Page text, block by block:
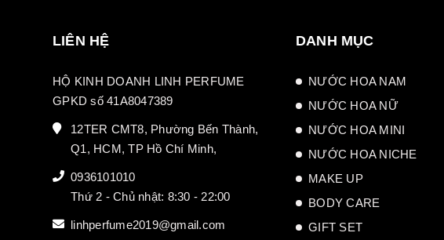
LIÊN HỆ
HỘ KINH DOANH LINH PERFUME
GPKD số 41A8047389
12TER CMT8, Phường Bến Thành,
Q1, HCM, TP Hồ Chí Minh,
0936101010
Thứ 2 - Chủ nhật: 8:30 - 22:00
linhperfume2019@gmail.com
DANH MỤC
NƯỚC HOA NAM
NƯỚC HOA NỮ
NƯỚC HOA MINI
NƯỚC HOA NICHE
MAKE UP
BODY CARE
GIFT SET